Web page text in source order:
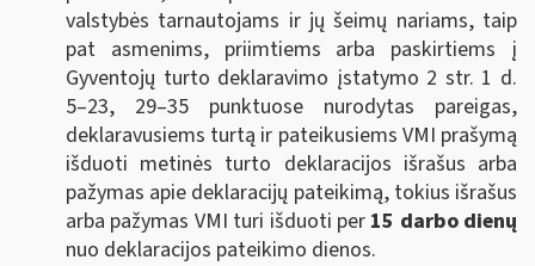
valstybės tarnautojams ir jų šeimų nariams, taip
pat asmenims, priimtiems arba paskirtiems į
Gyventojų turto deklaravimo įstatymo 2 str. 1 d.
5–23, 29–35 punktuose nurodytas pareigas,
deklaravusiems turtą ir pateikusiems VMI prašymą
išduoti metinės turto deklaracijos išrašus arba
pažymas apie deklaracijų pateikimą, tokius išrašus
arba pažymas VMI turi išduoti per 15 darbo dienų
nuo deklaracijos pateikimo dienos.